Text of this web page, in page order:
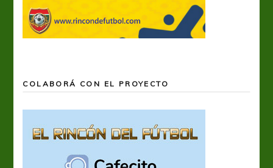
COLABORÁ CON EL PROYECTO